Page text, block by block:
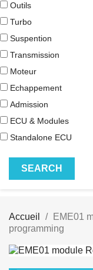
Outils
Turbo
Suspention
Transmission
Moteur
Echappement
Admission
ECU & Modules
Standalone ECU
Accueil
EME01
programming